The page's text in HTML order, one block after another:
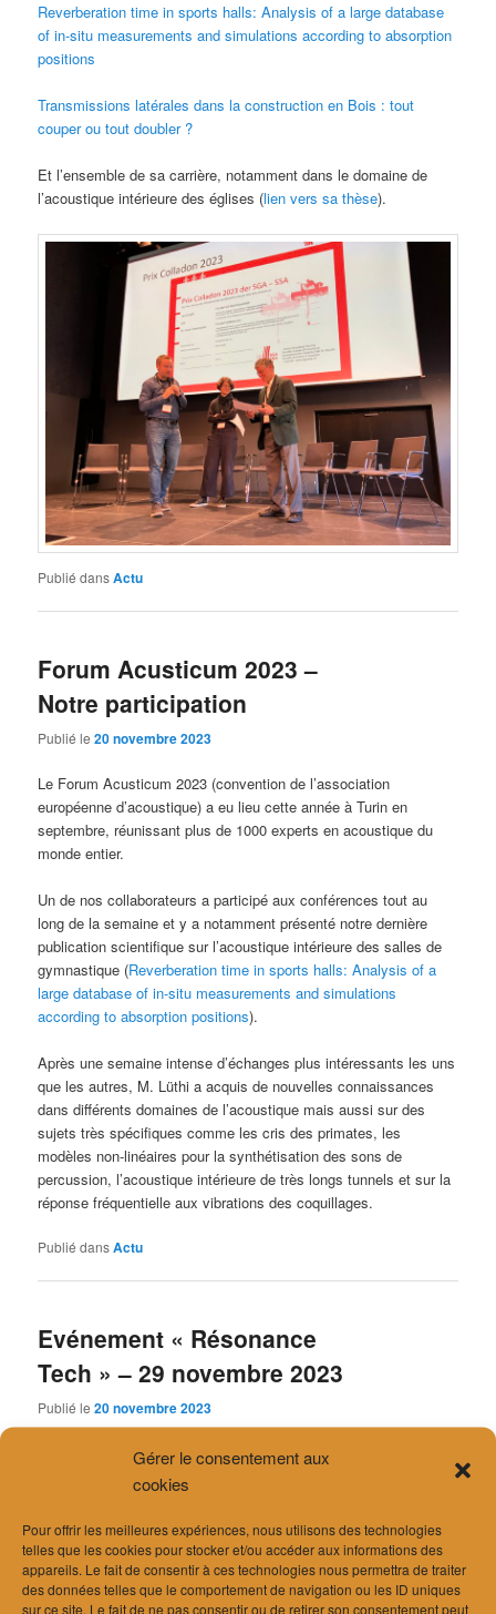
Gérer le consentement aux
cookies
Pour offrir les meilleures expériences, nous utilisons des technologies
telles que les cookies pour stocker et/ou accéder aux informations des
appareils. Le fait de consentir à ces technologies nous permettra de traiter
des données telles que le comportement de navigation ou les ID uniques
sur ce site. Le fait de ne pas consentir ou de retirer son consentement peut
Reverberation time in sports halls: Analysis of a large database
of in-situ measurements and simulations according to absorption
positions
Transmissions latérales dans la construction en Bois : tout
couper ou tout doubler ?
Et l’ensemble de sa carrière, notamment dans le domaine de
l’acoustique intérieure des églises (lien vers sa thèse).
Publié dansActu
Forum Acusticum 2023 –
Notre participation
Publié le20 novembre 2023
Le Forum Acusticum 2023 (convention de l’association
européenne d’acoustique) a eu lieu cette année à Turin en
septembre, réunissant plus de 1000 experts en acoustique du
monde entier.
Un de nos collaborateurs a participé aux conférences tout au
long de la semaine et y a notamment présenté notre dernière
publication scientifique sur l’acoustique intérieure des salles de
gymnastique (Reverberation time in sports halls: Analysis of a
large database of in-situ measurements and simulations
according to absorption positions).
Après une semaine intense d’échanges plus intéressants les uns
que les autres, M. Lüthi a acquis de nouvelles connaissances
dans différents domaines de l’acoustique mais aussi sur des
sujets très spécifiques comme les cris des primates, les
modèles non-linéaires pour la synthétisation des sons de
percussion, l’acoustique intérieure de très longs tunnels et sur la
réponse fréquentielle aux vibrations des coquillages.
Publié dansActu
Evénement « Résonance
Tech » – 29 novembre 2023
Publié le20 novembre 2023
Lignum Vaud propose un événement (gratuit) «
» sur l’acoustique des constructions en bois. Ces
bâtiment (architectes, urbanistes, paysagistes, ingénieurs,
aménageurs, pouvoirs publics, etc.).
Notre collaborateur M. Victor Desarnaulds y présentera une